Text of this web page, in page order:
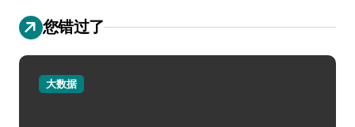
您错过了
大数据